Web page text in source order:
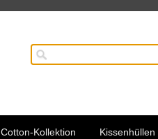
Cotton-Kollektion Kissenhüllen